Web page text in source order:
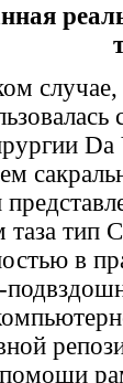
Da
таза тип
в